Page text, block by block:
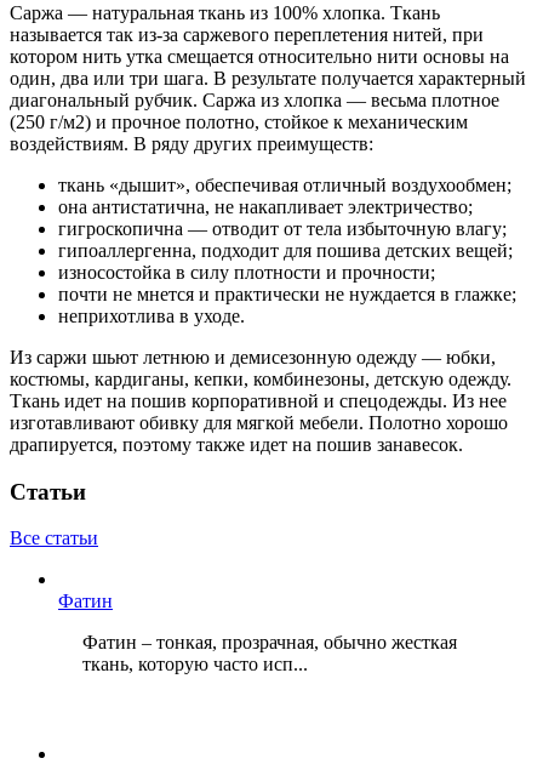
Саржа — натуральная ткань из 100% хлопка. Ткань
называется так из-за саржевого переплетения нитей, при
котором нить утка смещается относительно нити основы на
один, два или три шага. В результате получается характерный
диагональный рубчик. Саржа из хлопка — весьма плотное
(250 г/м2) и прочное полотно, стойкое к механическим
воздействиям. В ряду других преимуществ:
ткань «дышит», обеспечивая отличный воздухообмен;
она антистатична, не накапливает электричество;
гигроскопична — отводит от тела избыточную влагу;
гипоаллергенна, подходит для пошива детских вещей;
износостойка в силу плотности и прочности;
почти не мнется и практически не нуждается в глажке;
неприхотлива в уходе.
Из саржи шьют летнюю и демисезонную одежду — юбки,
костюмы, кардиганы, кепки, комбинезоны, детскую одежду.
Ткань идет на пошив корпоративной и спецодежды. Из нее
изготавливают обивку для мягкой мебели. Полотно хорошо
драпируется, поэтому также идет на пошив занавесок.
Статьи
Все статьи
Фатин
Фатин – тонкая, прозрачная, обычно жесткая
ткань, которую часто исп...